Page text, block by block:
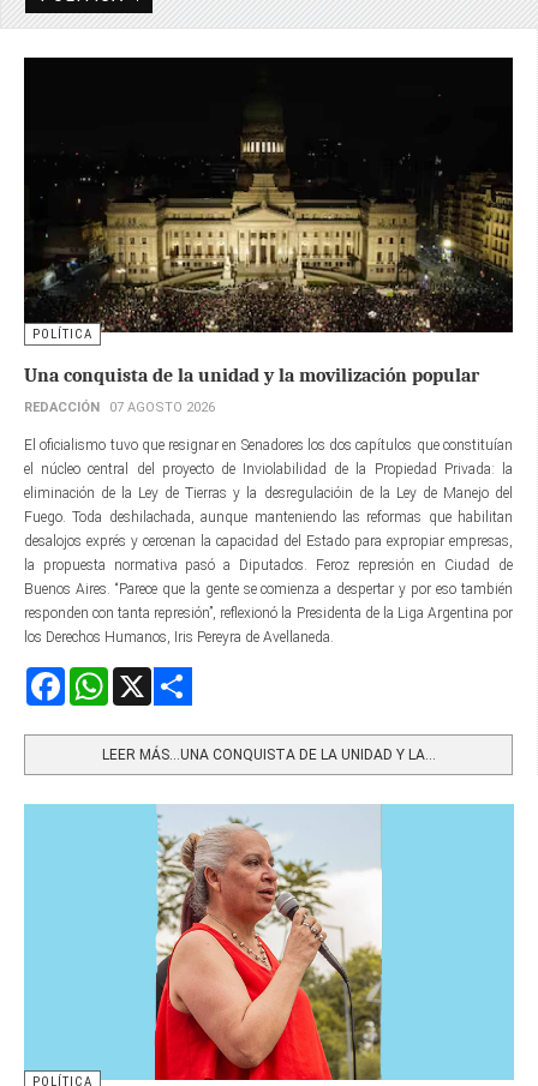
POLÍTICA
Una conquista de la unidad y la movilización popular
REDACCIÓN 07 AGOSTO 2026
El oficialismo tuvo que resignar en Senadores los dos capítulos que constituían
el núcleo central del proyecto de Inviolabilidad de la Propiedad Privada: la
eliminación de la Ley de Tierras y la desregulacióin de la Ley de Manejo del
Fuego. Toda deshilachada, aunque manteniendo las reformas que habilitan
desalojos exprés y cercenan la capacidad del Estado para expropiar empresas,
la propuesta normativa pasó a Diputados. Feroz represión en Ciudad de
Buenos Aires. “Parece que la gente se comienza a despertar y por eso también
responden con tanta represión”, reflexionó la Presidenta de la Liga Argentina por
los Derechos Humanos, Iris Pereyra de Avellaneda.
FacebookWhatsApp
LEER MÁS…UNA CONQUISTA DE LA UNIDAD Y LA...
POLÍTICA